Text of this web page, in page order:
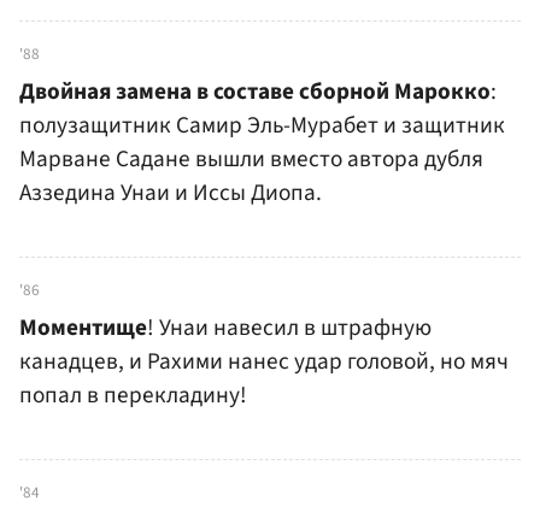
'88
Двойная замена в составе сборной Марокко:
полузащитник Самир Эль-Мурабет и защитник
Марване Садане вышли вместо автора дубля
Аззедина Унаи и Иссы Диопа.
'86
Моментище! Унаи навесил в штрафную
канадцев, и Рахими нанес удар головой, но мяч
попал в перекладину!
'84